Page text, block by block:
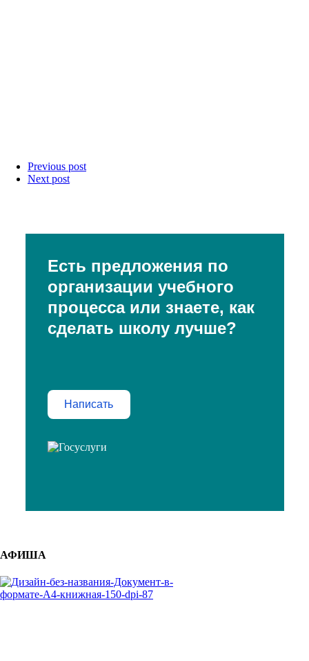
Previous post
Next post
Есть предложения по
организации учебного
процесса или знаете, как
сделать школу лучше?
Написать
АФИША